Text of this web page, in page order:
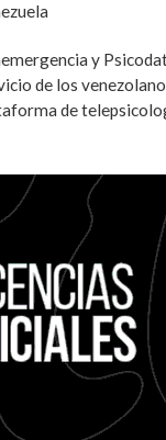
y
de los
de